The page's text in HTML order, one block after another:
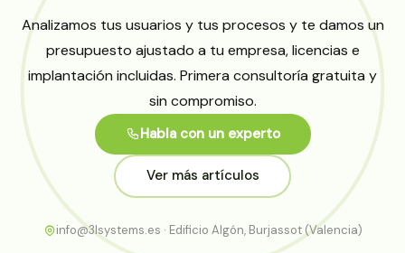
Analizamos tus usuarios y tus procesos y te damos un
presupuesto ajustado a tu empresa, licencias e
implantación incluidas. Primera consultoría gratuita y
sin compromiso.
Habla con un experto
Ver más artículos
info@3lsystems.es · Edificio Algón, Burjassot (Valencia)